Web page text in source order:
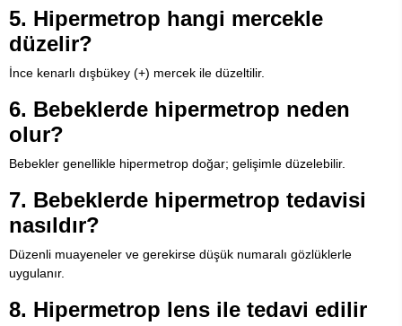
5. Hipermetrop hangi mercekle
düzelir?
İnce kenarlı dışbükey (+) mercek ile düzeltilir.
6. Bebeklerde hipermetrop neden
olur?
Bebekler genellikle hipermetrop doğar; gelişimle düzelebilir.
7. Bebeklerde hipermetrop tedavisi
nasıldır?
Düzenli muayeneler ve gerekirse düşük numaralı gözlüklerle
uygulanır.
8. Hipermetrop lens ile tedavi edilir